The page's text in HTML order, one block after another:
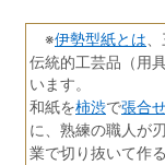
※伊勢型紙とは
伝統的工芸品（用具
います。
和紙を柿渋で張合
に、熟練の職人が
業で切り抜いて作る